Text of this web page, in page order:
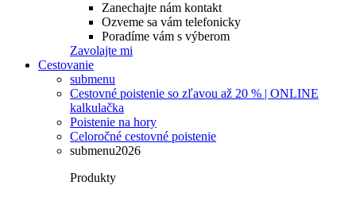
Zanechajte nám kontakt
Ozveme sa vám telefonicky
Poradíme vám s výberom
Zavolajte mi
Cestovanie
submenu
Cestovné poistenie so zľavou až 20 % | ONLINE
kalkulačka
Poistenie na hory
Celoročné cestovné poistenie
submenu2026
Produkty